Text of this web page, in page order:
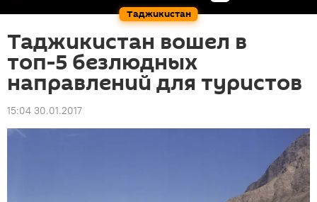
Таджикистан
Таджикистан вошел в
топ-5 безлюдных
направлений для туристов
15:04 30.01.2017